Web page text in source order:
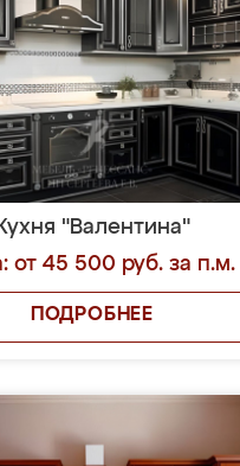
"Валентина"
от 45 500 руб. за п.м.
ПОДРОБНЕЕ